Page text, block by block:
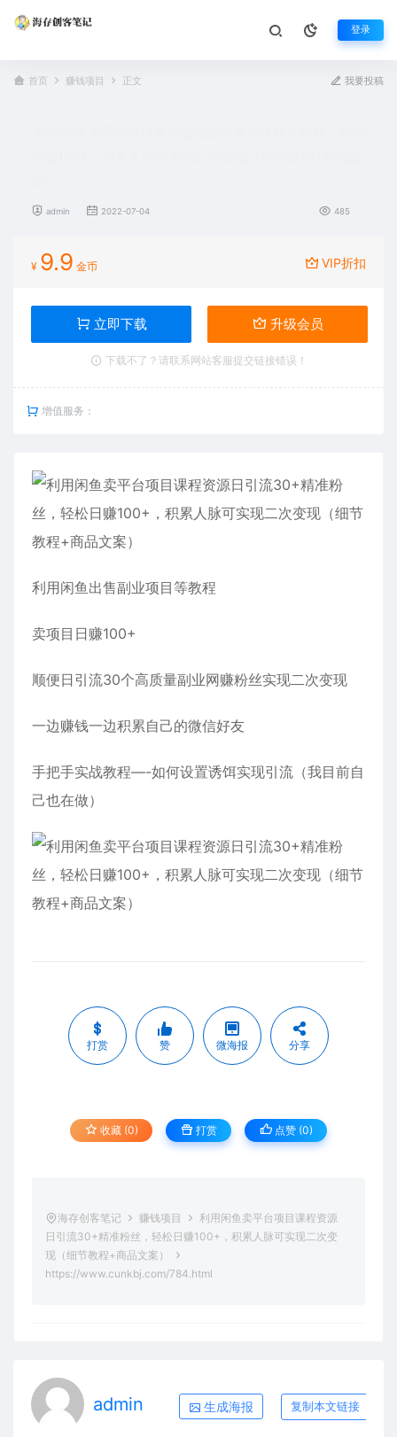
登录
首页 赚钱项目 正文 我要投稿
admin 2022-07-04 485
¥ 9.9 金币 VIP折扣
立即下载 升级会员
下载不了？请联系网站客服提交链接错误！
增值服务：
利用闲鱼出售副业项目等教程
卖项目日赚100+
顺便日引流30个高质量副业网赚粉丝实现二次变现
一边赚钱一边积累自己的微信好友
手把手实战教程—-如何设置诱饵实现引流（我目前自
己也在做）
打赏 赞 微海报 分享
收藏 (0) 打赏 点赞 (0)
海存创客笔记 赚钱项目
利用闲鱼卖平台项目课程资源
日引流30+精准粉丝，轻松日赚100+，积累人脉可实现二次变
现（细节教程+商品文案）
https://www.cunkbj.com/784.html
admin 生成海报 复制本文链接